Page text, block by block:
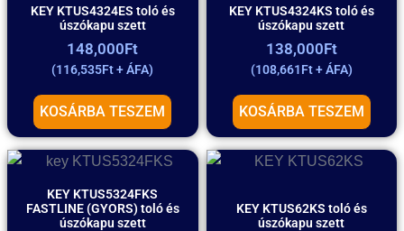
KEY KTUS4324ES toló és
úszókapu szett
148,000Ft
(116,535Ft+ ÁFA)
KOSÁRBA TESZEM
KEY KTUS4324KS toló és
úszókapu szett
138,000Ft
(108,661Ft+ ÁFA)
KOSÁRBA TESZEM
KEY KTUS5324FKS
FASTLINE (GYORS) toló és
úszókapu szett
KEY KTUS62KS toló és
úszókapu szett